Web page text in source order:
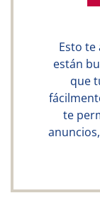
Esto te
están
que
te